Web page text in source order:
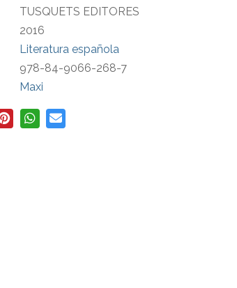
TUSQUETS EDITORES
2016
Literatura española
978-84-9066-268-7
Maxi